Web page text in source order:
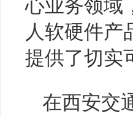
心业务领域
人软硬件产
提供了切实
在西安交